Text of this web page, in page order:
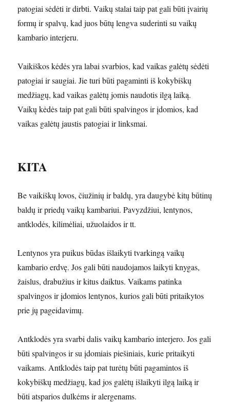
patogiai sėdėti ir dirbti. Vaikų stalai taip pat gali būti įvairių
formų ir spalvų, kad juos būtų lengva suderinti su vaikų
kambario interjeru.
Vaikiškos kėdės yra labai svarbios, kad vaikas galėtų sėdėti
patogiai ir saugiai. Jie turi būti pagaminti iš kokybiškų
medžiagų, kad vaikas galėtų jomis naudotis ilgą laiką.
Vaikų kėdės taip pat gali būti spalvingos ir įdomios, kad
vaikas galėtų jaustis patogiai ir linksmai.
KITA
Be vaikiškų lovos, čiužinių ir baldų, yra daugybė kitų būtinų
baldų ir priedų vaikų kambariui. Pavyzdžiui, lentynos,
antklodės, kilimėliai, užuolaidos ir tt.
Lentynos yra puikus būdas išlaikyti tvarkingą vaikų
kambario erdvę. Jos gali būti naudojamos laikyti knygas,
žaislus, drabužius ir kitus daiktus. Vaikams patinka
spalvingos ir įdomios lentynos, kurios gali būti pritaikytos
prie jų pageidavimų.
Antklodės yra svarbi dalis vaikų kambario interjero. Jos gali
būti spalvingos ir su įdomiais piešiniais, kurie pritaikyti
vaikams. Antklodės taip pat turėtų būti pagamintos iš
kokybiškų medžiagų, kad jos galėtų išlaikyti ilgą laiką ir
būti atsparios dulkėms ir alergenams.